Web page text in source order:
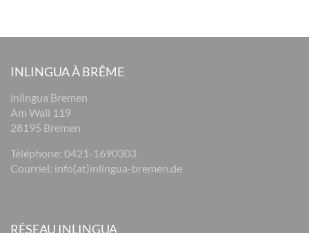
INLINGUA À BRÊME
inlingua Bremen
Am Wall 119
28195 Bremen
Téléphone: 0421-1690303
Courriel: info(at)inlingua-bremen.de
RÉSEAU INLINGUA